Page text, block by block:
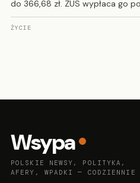
do 366,68 zł. ZUS wypłaca go
ŻYCIE
Wsypa
POLSKIE NEWSY, POLITYKA,
AFERY, WPADKI — CODZIENNIE